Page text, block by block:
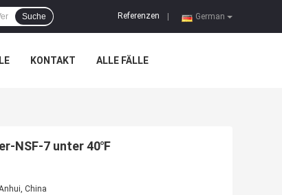
German
Referenzen
Suche
KONTAKT ALLE FÄLLE
NSF-7 unter 40℉
China